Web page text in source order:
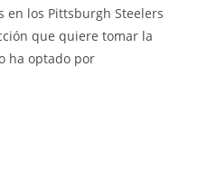
en los Pittsburgh Steelers
que quiere tomar la
ha optado por